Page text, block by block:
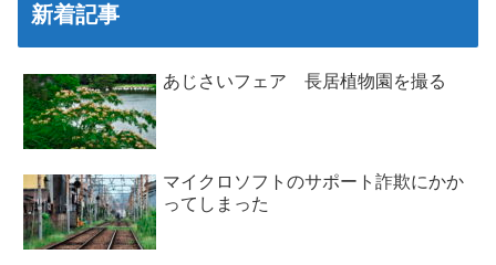
新着記事
あじさいフェア 長居植物園を撮る
マイクロソフトのサポート詐欺にかか
ってしまった